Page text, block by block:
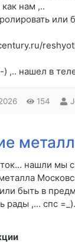
нам ,..
или
,.. нашел в
154
нашли мы
быть в
рады ,… спс